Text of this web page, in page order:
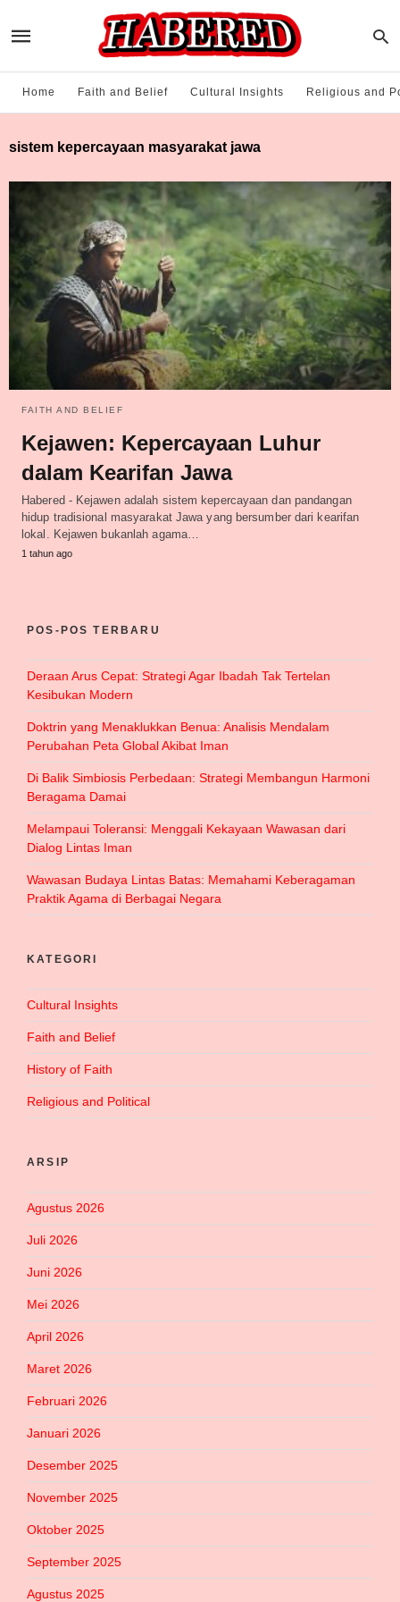
Home Faith and Belief Cultural Insights Religious and
sistem kepercayaan masyarakat jawa
FAITH AND BELIEF
Kejawen: Kepercayaan Luhur
dalam Kearifan Jawa
Habered - Kejawen adalah sistem kepercayaan dan pandangan
hidup tradisional masyarakat Jawa yang bersumber dari kearifan
lokal. Kejawen bukanlah agama…
1 tahun ago
POS-POS TERBARU
Deraan Arus Cepat: Strategi Agar Ibadah Tak Tertelan
Kesibukan Modern
Doktrin yang Menaklukkan Benua: Analisis Mendalam
Perubahan Peta Global Akibat Iman
Di Balik Simbiosis Perbedaan: Strategi Membangun Harmoni
Beragama Damai
Melampaui Toleransi: Menggali Kekayaan Wawasan dari
Dialog Lintas Iman
Wawasan Budaya Lintas Batas: Memahami Keberagaman
Praktik Agama di Berbagai Negara
KATEGORI
Cultural Insights
Faith and Belief
History of Faith
Religious and Political
ARSIP
Agustus 2026
Juli 2026
Juni 2026
Mei 2026
April 2026
Maret 2026
Februari 2026
Januari 2026
Desember 2025
November 2025
Oktober 2025
September 2025
Agustus 2025